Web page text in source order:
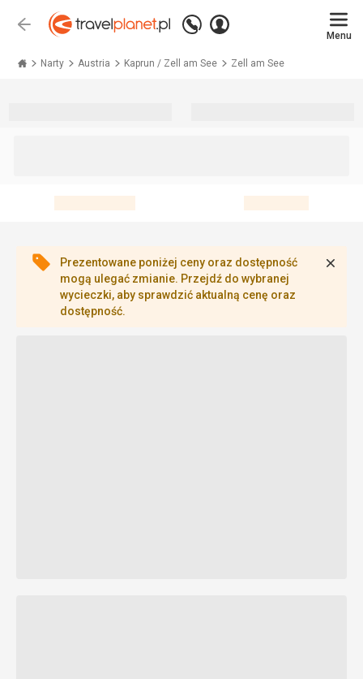
Wstecz
Zadzwoń
+48 71 771 76 55
Zaloguj
Menu
Narty Austria Kaprun / Zell am See Zell am See
Prezentowane poniżej ceny oraz dostępność
mogą ulegać zmianie. Przejdź do wybranej
wycieczki, aby sprawdzić aktualną cenę oraz
dostępność.